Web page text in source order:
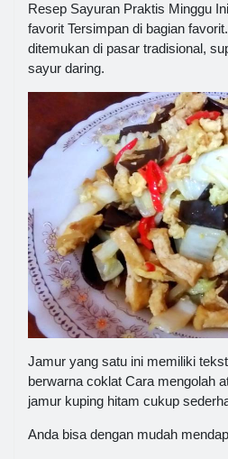
Resep Sayuran Praktis Minggu
favorit Tersimpan di bagian
ditemukan di pasar tradisional,
sayur daring.
Jamur yang satu ini memiliki
berwarna coklat Cara mengolah
jamur kuping hitam cukup
Anda bisa dengan mudah